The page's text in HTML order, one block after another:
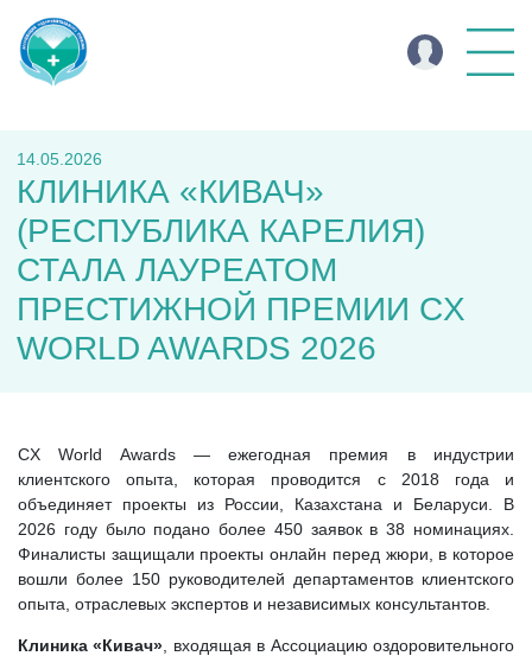
14.05.2026
КЛИНИКА «КИВАЧ»
(РЕСПУБЛИКА КАРЕЛИЯ)
СТАЛА ЛАУРЕАТОМ
ПРЕСТИЖНОЙ ПРЕМИИ CX
WORLD AWARDS 2026
CX World Awards — ежегодная премия в индустрии
клиентского опыта, которая проводится с 2018 года и
объединяет проекты из России, Казахстана и Беларуси. В
2026 году было подано более 450 заявок в 38 номинациях.
Финалисты защищали проекты онлайн перед жюри, в которое
вошли более 150 руководителей департаментов клиентского
опыта, отраслевых экспертов и независимых консультантов.
Клиника «Кивач» , входящая в Ассоциацию оздоровительного